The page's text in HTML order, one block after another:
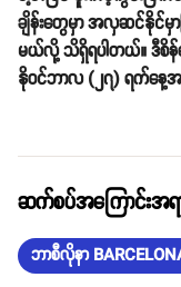
ချိန်းတွေမှာ အလှဆင်နိုင်မှာ
မယ်လို့ သိရှိရပါတယ်။ ဒီစိ
နိုဝင်ဘာလ (၂၇)​ ရက်နေ့အထိ
ဆက်စပ်အကြောင်းအရာ
ဘာစီလိုနာ